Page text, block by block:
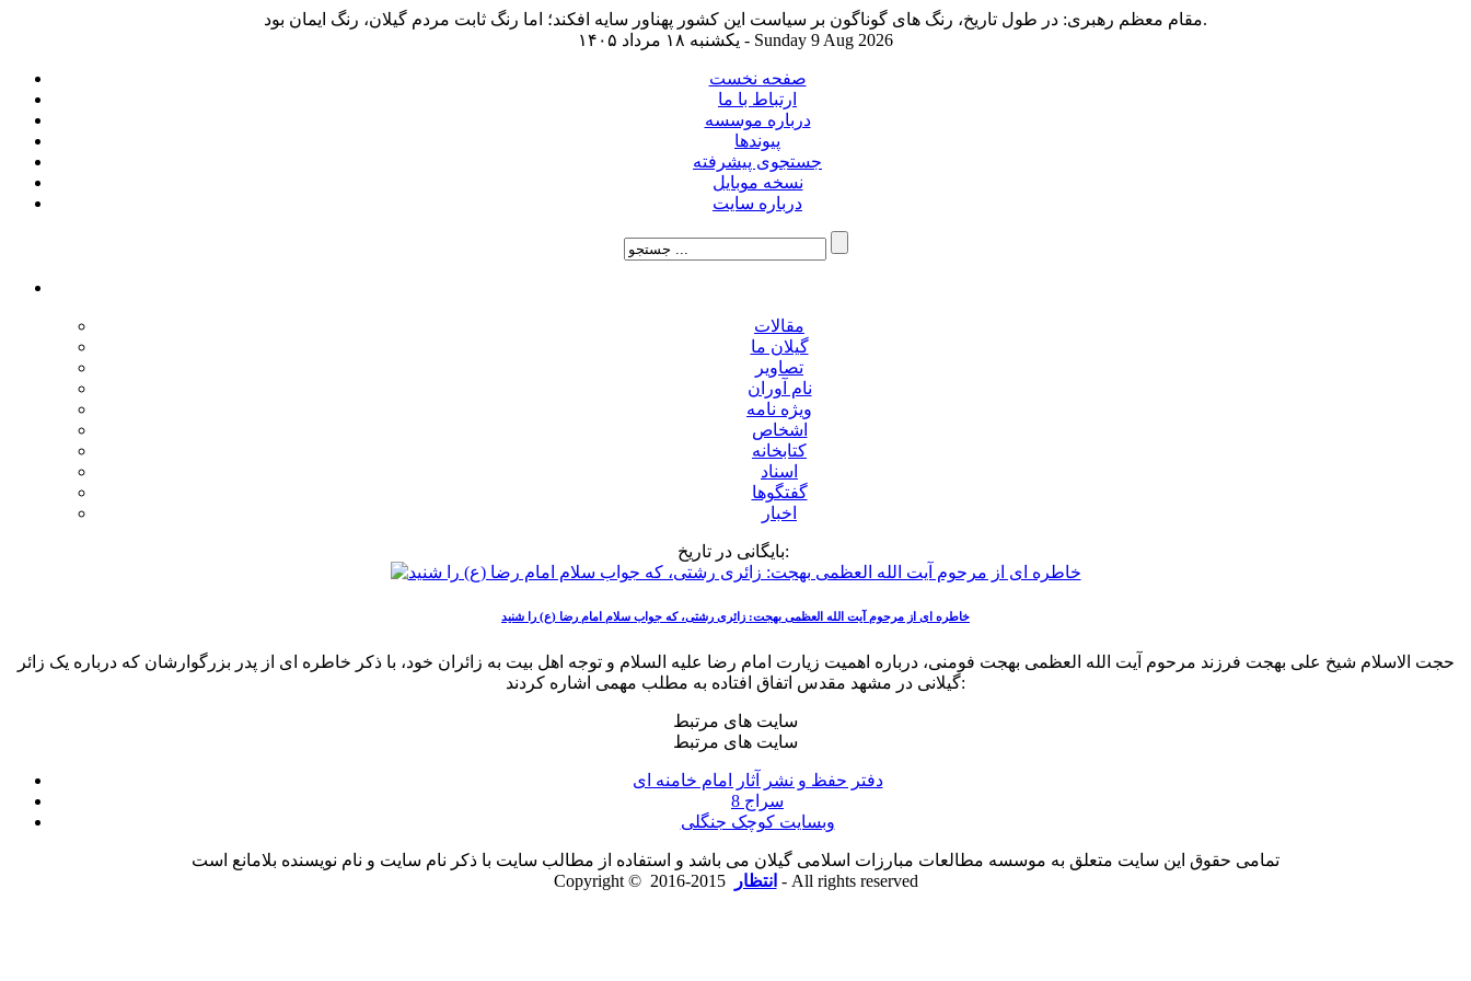
مقام معظم رهبری: در طول تاریخ، رنگ های گوناگون بر سیاست این کشور پهناور سایه افکند؛ اما رنگ ثابت مردم گیلان، رنگ ایمان بود.
یکشنبه ۱۸ مرداد ۱۴۰۵ - Sunday 9 Aug 2026
صفحه نخست
ارتباط با ما
درباره موسسه
پیوندها
جستجوی پیشرفته
نسخه موبایل
درباره سایت
مقالات
گیلان ما
تصاویر
نام آوران
ویژه نامه
اشخاص
کتابخانه
اسناد
گفتگوها
اخبار
بایگانی در تاریخ:
خاطره ای از مرحوم آیت الله العظمی بهجت: زائری رشتی، که جواب سلام امام رضا (ع) را شنید
حجت الاسلام شیخ علی بهجت فرزند مرحوم آیت الله العظمی بهجت فومنی، درباره اهمیت زیارت امام رضا علیه السلام و توجه اهل بیت به زائران خود، با ذکر خاطره ای از پدر بزرگوارشان که درباره یک زائر
گیلانی در مشهد مقدس اتفاق افتاده به مطلب مهمی اشاره کردند:
سایت های مرتبط
سایت های مرتبط
دفتر حفظ و نشر آثار امام خامنه ای
سراج 8
وبسایت کوچک جنگلی
تمامی حقوق این سایت متعلق به موسسه مطالعات مبارزات اسلامی گیلان می باشد و استفاده از مطالب سایت با ذکر نام سایت و نام نویسنده بلامانع است
Copyright ©
انتظار 2015-2016 - All rights reserved